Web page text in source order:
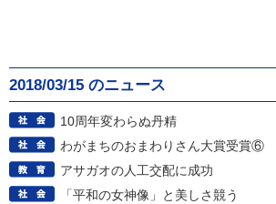
2018/03/15 のニュース
10周年変わらぬ丹精
わがまちのおまわりさん大賞受賞⑥
アサガオの人工交配に成功
「平和の女神像」と美しさ競う